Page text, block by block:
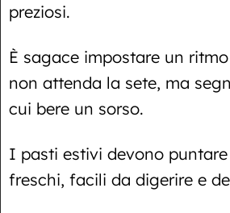
preziosi.
È sagace impostare un
non attenda la sete, ma
cui bere un sorso.
I pasti estivi devono
freschi, facili da digerire e